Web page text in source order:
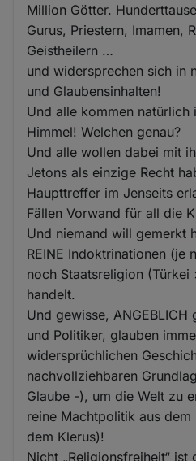
Million Götter.
Gurus, Priestern, Imamen,
Geistheilern …
und widersprechen sich in
und Glaubensinhalten!
Und alle kommen natürlich
Himmel! Welchen genau?
Und alle wollen dabei mit
Jetons als einzige Recht
Haupttreffer im Jenseits
Fällen Vorwand für all die
Und niemand will gemerkt
REINE Indoktrinationen (je
noch Staatsreligion (Türkei
handelt.
Und gewisse, ANGEBLICH
und Politiker, glauben
widersprüchlichen
nachvollziehbaren
Glaube -), um die Welt zu
reine Machtpolitik aus
dem Klerus)!
Nicht „Religionsfreiheit“